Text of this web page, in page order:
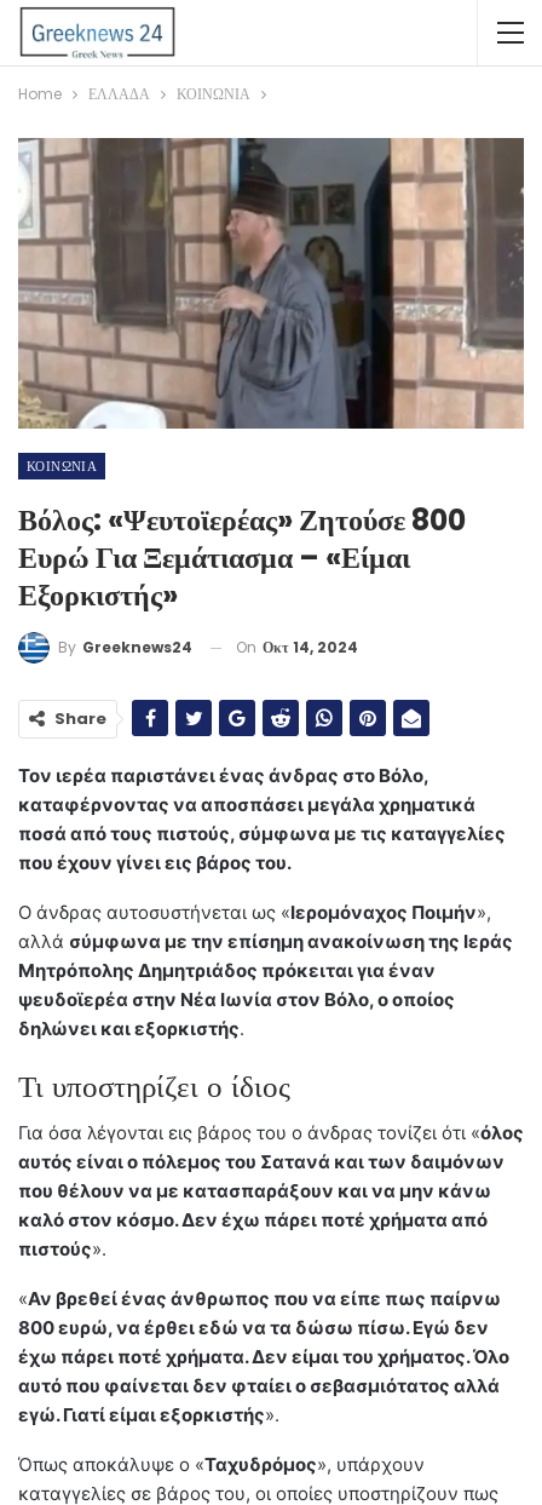
Home ΕΛΛΑΔΑ ΚΟΙΝΩΝΙΑ
ΚΟΙΝΩΝΙΑ
Βόλος: «Ψευτοϊερέας» Ζητούσε 800
Ευρώ Για Ξεμάτιασμα – «Είμαι
Εξορκιστής»
By Greeknews24 On Οκτ 14, 2024
Share
Τον ιερέα παριστάνει ένας άνδρας στο Βόλο,
καταφέρνοντας να αποσπάσει μεγάλα χρηματικά
ποσά από τους πιστούς, σύμφωνα με τις καταγγελίες
που έχουν γίνει εις βάρος του.
Ο άνδρας αυτοσυστήνεται ως «Ιερομόναχος Ποιμήν»,
αλλά σύμφωνα με την επίσημη ανακοίνωση της Ιεράς
Μητρόπολης Δημητριάδος πρόκειται για έναν
ψευδοϊερέα στην Νέα Ιωνία στον Βόλο, ο οποίος
δηλώνει και εξορκιστής.
Τι υποστηρίζει ο ίδιος
Για όσα λέγονται εις βάρος του ο άνδρας τονίζει ότι «όλος
αυτός είναι ο πόλεμος του Σατανά και των δαιμόνων
που θέλουν να με κατασπαράξουν και να μην κάνω
καλό στον κόσμο. Δεν έχω πάρει ποτέ χρήματα από
πιστούς».
«Αν βρεθεί ένας άνθρωπος που να είπε πως παίρνω
800 ευρώ, να έρθει εδώ να τα δώσω πίσω. Εγώ δεν
έχω πάρει ποτέ χρήματα. Δεν είμαι του χρήματος. Όλο
αυτό που φαίνεται δεν φταίει ο σεβασμιότατος αλλά
εγώ. Γιατί είμαι εξορκιστής».
Όπως αποκάλυψε ο «Ταχυδρόμος», υπάρχουν
καταγγελίες σε βάρος του, οι οποίες υποστηρίζουν πως